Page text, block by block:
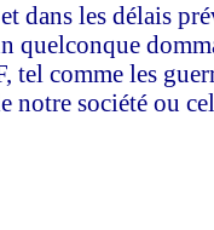
dans les délais
quelconque
comme les
société ou